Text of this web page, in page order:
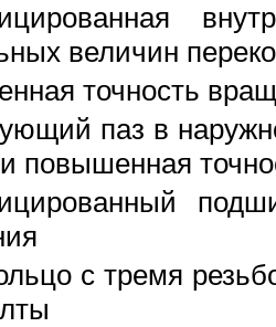
величин
точность
паз в
повышенная
с тремя